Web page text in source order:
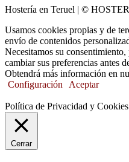
Hostería en Teruel | ©
Usamos cookies propias y de
envío de contenidos
Necesitamos su
cambiar sus preferencias antes
Obtendrá más información en
Configuración
Aceptar
Política de Privacidad y Cookies
Cerrar